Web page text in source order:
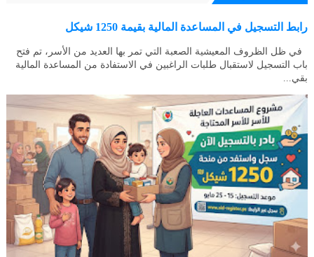
رابط التسجيل في المساعدة المالية بقيمة 1250 شيكل
في ظل الظروف المعيشية الصعبة التي تمر بها العديد من الأسر، تم فتح
باب التسجيل لاستقبال طلبات الراغبين في الاستفادة من المساعدة المالية
بقي...